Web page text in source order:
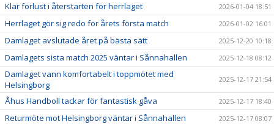
Klar förlust i återstarten för herrlaget 2026-01-04 18:51
Herrlaget gör sig redo för årets första match 2026-01-02 16:01
Damlaget avslutade året på bästa sätt 2025-12-20 10:18
Damlagets sista match 2025 väntar i Sånnahallen 2025-12-18 08:12
Damlaget vann komfortabelt i toppmötet med
Helsingborg
2025-12-17 21:54
Åhus Handboll tackar för fantastisk gåva 2025-12-17 18:40
Returmöte mot Helsingborg väntar i Sånnahallen 2025-12-17 08:07